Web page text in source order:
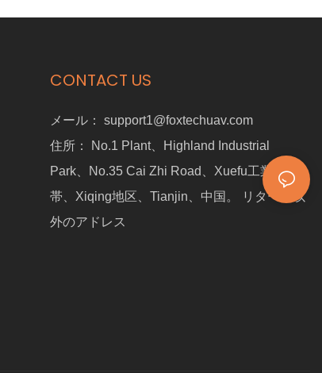
CONTACT US
メール： support1@foxtechuav.com
住所：
No.1 Plant、Highland Industrial
Park、No.35 Cai Zhi Road、Xuefu工業地
帯、Xiqing地区、Tianjin、中国。 リターン以
外のアドレス